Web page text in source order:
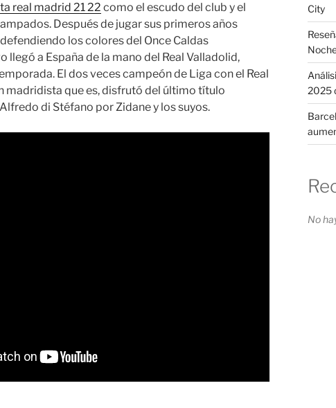
real madrid 21 22 como el escudo del club y el
Después de jugar sus primeros años
los colores del Once Caldas
llegó a España de la mano del Real Valladolid,
El dos veces campeón de Liga con el Real
madridista que es, disfrutó del último título
di Stéfano por Zidane y los suyos.
City
2025
No